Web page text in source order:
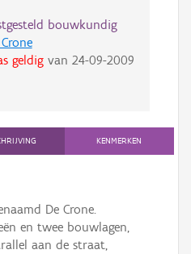
bouwkundig
geldigvan 24-09-2009
KENMERKEN
De Crone.
en twee bouwlagen,
aan de straat,